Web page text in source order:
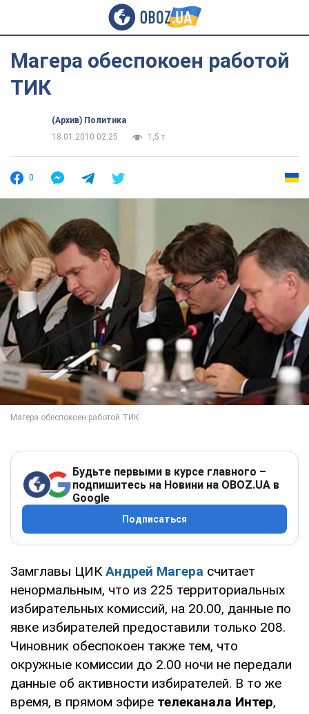
Магера обеспокоен работой
ТИК
(Архив) Политика
18.01.2010 02:25
1,5 т.
0
Будьте первыми в курсе главного –
подпишитесь на Новини на OBOZ.UA в
Google
Подписаться
Замглавы ЦИКАндрей Магера считает
ненормальным, что из 225 территориальных
избирательных комиссий, на 20.00, данные по
явке избирателей предоставили только 208.
Чиновник обеспокоен также тем, что
окружные комиссии до 2.00 ночи не передали
данные об активности избирателей. В то же
время, в прямом эфире телеканала Интер,